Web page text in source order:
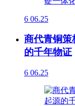
6 06.25
商代青铜策
的千年物证
6 06.25